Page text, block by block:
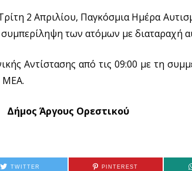
4
2
0
2 Απριλίου, Παγκόσμια Ημέρα
των ατόμων με διαταραχή
Αντίστασης από τις 09:00 με τη
ΜΕΑ.
Δήμος Άργους Ορεστικού
TWITTER PINTEREST